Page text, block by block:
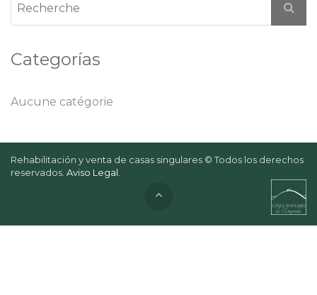
Categorías
Aucune catégorie
Rehabilitación y venta de casas singulares © Todos los derechos
reservados. Aviso Legal